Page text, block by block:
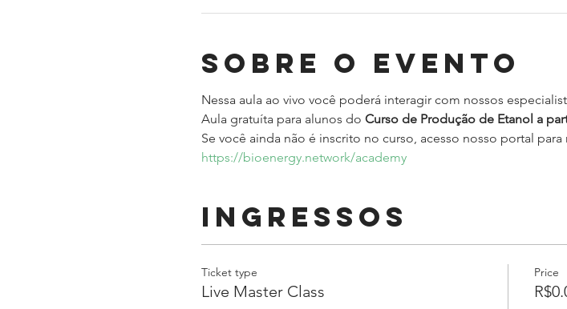
Sobre o evento
Nessa aula ao vivo você poderá interagir com nossos
Aula gratuíta para alunos do Curso de Produção de Etanol a
Se você ainda não é inscrito no curso, acesso nosso portal
https://bioenergy.network/academy
Ingressos
Ticket type
Live Master Class
Price